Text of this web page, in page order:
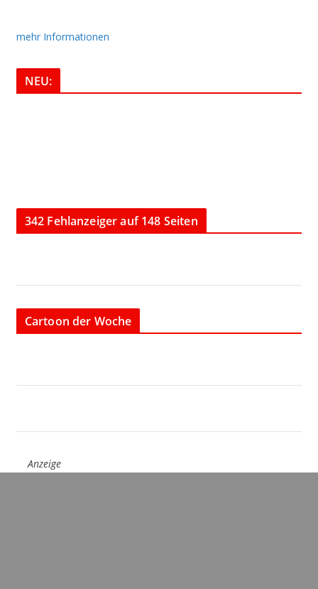
mehr Informationen
NEU:
342 Fehlanzeiger auf 148 Seiten
Cartoon der Woche
Anzeige